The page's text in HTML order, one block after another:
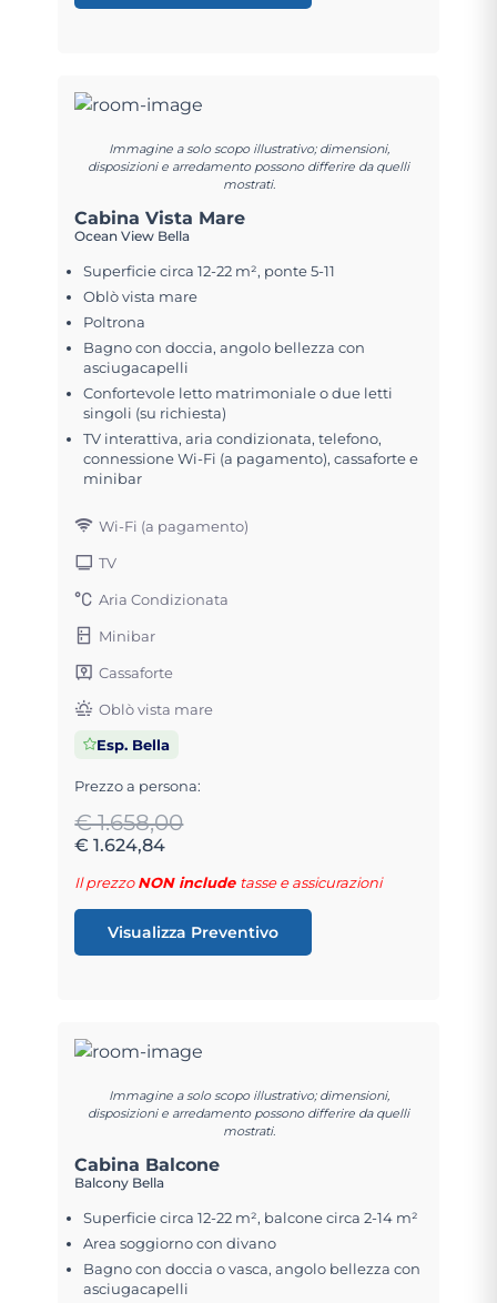
Immagine a solo scopo illustrativo; dimensioni,
disposizioni e arredamento possono differire da quelli
mostrati.
Cabina Vista Mare
Ocean View Bella
Superficie circa 12-22 m², ponte 5-11
Oblò vista mare
Poltrona
Bagno con doccia, angolo bellezza con
asciugacapelli
Confortevole letto matrimoniale o due letti
singoli (su richiesta)
TV interattiva, aria condizionata, telefono,
connessione Wi-Fi (a pagamento), cassaforte e
minibar
Wi-Fi (a pagamento)
TV
Aria Condizionata
Minibar
Cassaforte
Oblò vista mare
Esp. Bella
Prezzo a persona:
€ 1.658,00
€ 1.624,84
Il prezzoNON include tasse e assicurazioni
Visualizza Preventivo
Immagine a solo scopo illustrativo; dimensioni,
disposizioni e arredamento possono differire da quelli
mostrati.
Cabina Balcone
Balcony Bella
Superficie circa 12-22 m², balcone circa 2-14 m²
Area soggiorno con divano
Bagno con doccia o vasca, angolo bellezza con
asciugacapelli